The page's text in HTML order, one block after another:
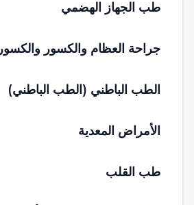
طب الجهاز الهضمي
جراحة العظام والكسور والكسور
الطب الباطني (الطب الباطني)
الأمراض المعدية
طب القلب